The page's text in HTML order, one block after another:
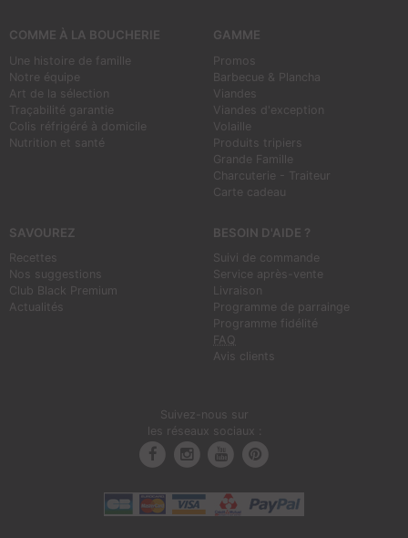
COMME À LA BOUCHERIE
Une histoire de famille
Notre équipe
Art de la sélection
Traçabilité garantie
Colis réfrigéré à domicile
Nutrition et santé
GAMME
Promos
Barbecue & Plancha
Viandes
Viandes d'exception
Volaille
Produits tripiers
Grande Famille
Charcuterie - Traiteur
Carte cadeau
SAVOUREZ
Recettes
Nos suggestions
Club Black Premium
Actualités
BESOIN D'AIDE ?
Suivi de commande
Service après-vente
Livraison
Programme de parrainge
Programme fidélité
FAQ
Avis clients
Suivez-nous sur
les réseaux sociaux :